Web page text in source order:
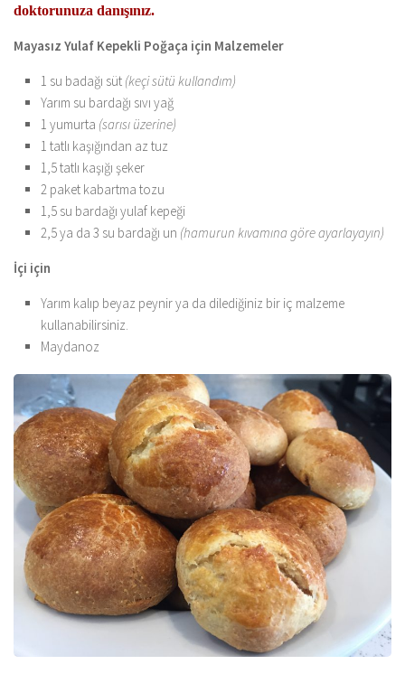
doktorunuza danışınız.
Mayasız Yulaf Kepekli Poğaça için Malzemeler
1 su badağı süt (keçi sütü kullandım)
Yarım su bardağı sıvı yağ
1 yumurta (sarısı üzerine)
1 tatlı kaşığından az tuz
1,5 tatlı kaşığı şeker
2 paket kabartma tozu
1,5 su bardağı yulaf kepeği
2,5 ya da 3 su bardağı un (hamurun kıvamına göre ayarlayayın)
İçi için
Yarım kalıp beyaz peynir ya da dilediğiniz bir iç malzeme
kullanabilirsiniz.
Maydanoz